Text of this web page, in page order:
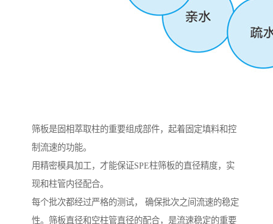
筛板是固相萃取柱的重要组成部件，起着固定填料和控
制流速的功能。
用精密模具加工，才能保证SPE柱筛板的直径精度，实
现和柱管内径配合。
每个批次都经过严格的测试， 确保批次之间流速的稳定
性。筛板直径和空柱管直径的配合，是流速稳定的重要